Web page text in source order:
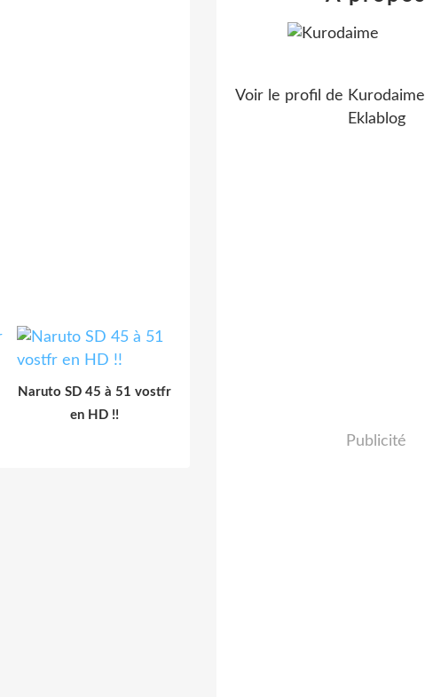
Naruto SD 45 à 51 vostfr
en HD !!
Voir le profil de Kurodaime
Eklablog
Publicité